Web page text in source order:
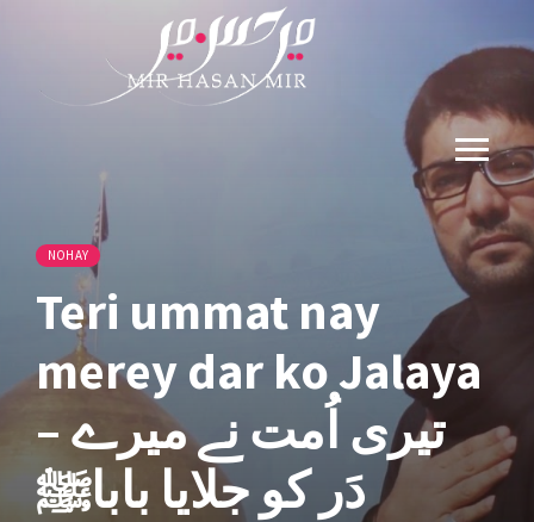
NOHAY
Teri ummat nay
merey dar ko Jalaya
– تیری اُمت نے میرے
دَر کو جلایا باباﷺ